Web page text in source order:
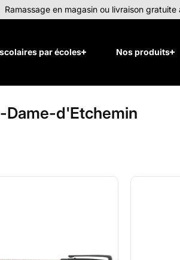
Ramassage en magasin ou livraison
par écoles Nos produits
Dame-d'Etchemin